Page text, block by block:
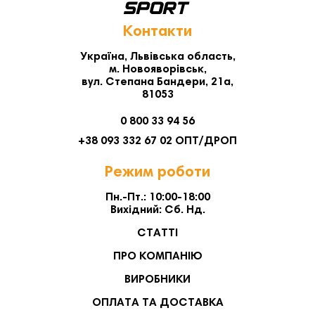
Контакти
Україна, Львівська область,
м. Новояворівськ,
вул. Степана Бандери, 21а,
81053
0 800 33 94 56
+38 093 332 67 02 ОПТ/ДРОП
Режим роботи
Пн.-Пт.: 10:00-18:00
Вихідний: Сб. Нд.
СТАТТІ
ПРО КОМПАНІЮ
ВИРОБНИКИ
ОПЛАТА ТА ДОСТАВКА